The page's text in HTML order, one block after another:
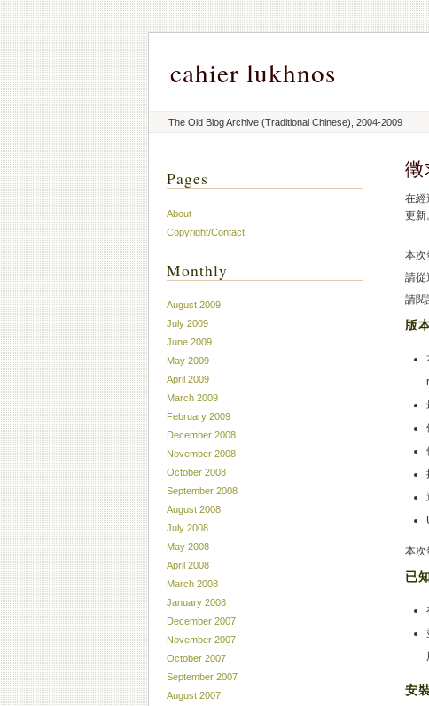
cahier lukhnos
The Old Blog Archive (Traditional Chinese), 2004-2009
徵
在經
更新
本次
請從
請閱
版
本次
已
安
Pages
About
Copyright/Contact
Monthly
August 2009
July 2009
June 2009
May 2009
April 2009
March 2009
February 2009
December 2008
November 2008
October 2008
September 2008
August 2008
July 2008
May 2008
April 2008
March 2008
January 2008
December 2007
November 2007
October 2007
September 2007
August 2007